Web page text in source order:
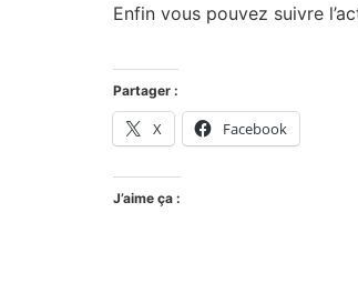
Enfin vous pouvez suivre
Partager :
X Facebook
J’aime ça :